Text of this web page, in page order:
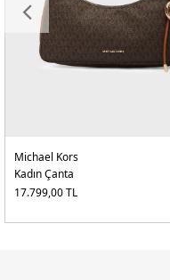
Michael Kors
Kadın Çanta
17.799,00TL